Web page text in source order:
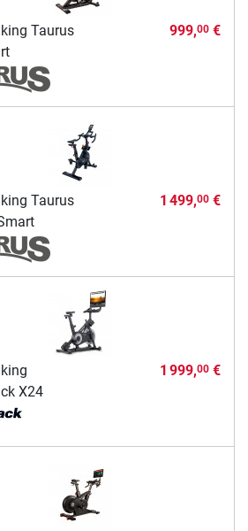
Taurus
999,00€
Taurus
1 499,00€
X24
1 999,00€